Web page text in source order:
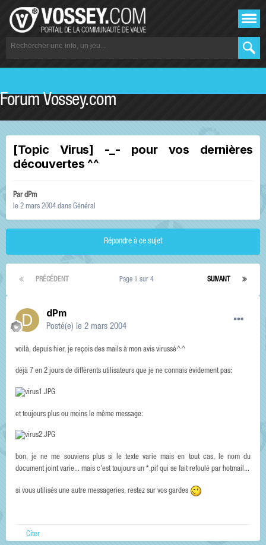
Forum Vossey.com
[Topic Virus] -_- pour vos dernières
découvertes ^^
PardPm
le 2 mars 2004 dans Général
Répondre à ce sujet
PRÉCÉDENT SUIVANT
Page 1 sur 4
dPm
Posté(e) le 2 mars 2004
voilà, depuis hier, je reçois des mails à mon avis virussé^^
déjà 7 en 2 jours de différents utilisateurs que je ne connais évidement pas:
et toujours plus ou moins le même message:
bon, je ne me souviens plus si le texte varie mais en tout cas, le nom du
document joint varie... mais c'est toujours un *.pif qui se fait refoulé par hotmail...
si vous utilisés une autre messageries, restez sur vos gardes
Citer